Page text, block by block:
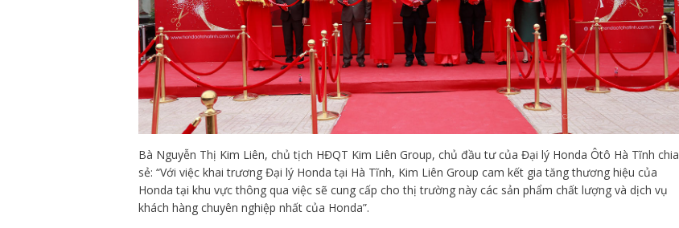
Bà Nguyễn Thị Kim Liên, chủ tịch HĐQT Kim Liên Group, chủ đầu tư của Đại lý Honda Ôtô Hà Tĩnh chia
sẻ: “Với việc khai trương Đại lý Honda tại Hà Tĩnh, Kim Liên Group cam kết gia tăng thương hiệu của
Honda tại khu vực thông qua việc sẽ cung cấp cho thị trường này các sản phẩm chất lượng và dịch vụ
khách hàng chuyên nghiệp nhất của Honda”.